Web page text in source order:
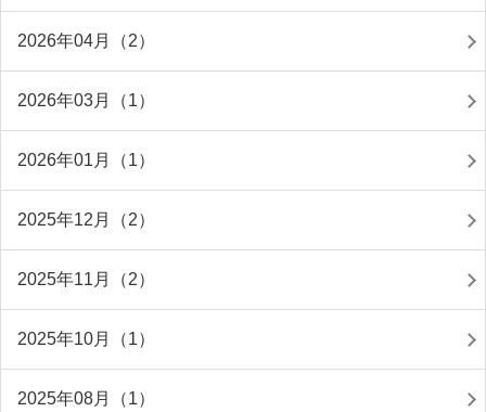
2026年04月（2）
2026年03月（1）
2026年01月（1）
2025年12月（2）
2025年11月（2）
2025年10月（1）
2025年08月（1）